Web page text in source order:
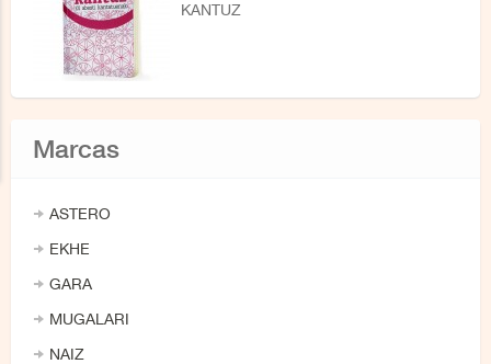
KANTUZ
Marcas
ASTERO
EKHE
GARA
MUGALARI
NAIZ